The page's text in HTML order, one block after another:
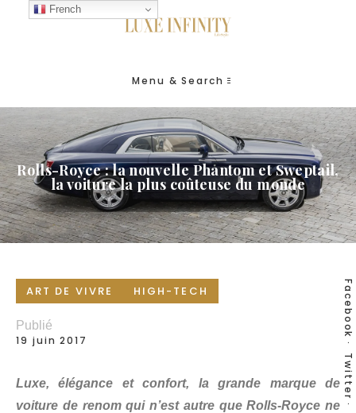
Menu & Search
Rolls-Royce : la nouvelle Phantom et Sweptail,
la voiture la plus coûteuse du monde
Facebook
Twitter
ART DE VIVRE HIGH-TECH
Publié
19 juin 2017
Luxe, élégance et confort, la grande marque de
voiture de renom qui n’est autre que Rolls-Royce ne
French